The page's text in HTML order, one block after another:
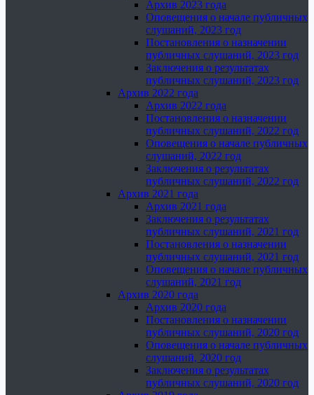
Архив 2023 года
Оповещения о начале публичных
слушаний, 2023 год
Постановления о назначении
публичных слушаний, 2023 год
Заключения о результатах
публичных слушаний, 2023 год
Архив 2022 года
Архив 2022 года
Постановления о назначении
публичных слушаний, 2022 год
Оповещения о начале публичных
слушаний, 2022 год
Заключения о результатах
публичных слушаний, 2022 год
Архив 2021 года
Архив 2021 года
Заключения о результатах
публичных слушаний, 2021 год
Постановления о назначении
публичных слушаний, 2021 год
Оповещения о начале публичных
слушаний, 2021 год
Архив 2020 года
Архив 2020 года
Постановления о назначении
публичных слушаний, 2020 год
Оповещения о начале публичных
слушаний, 2020 год
Заключения о результатах
публичных слушаний, 2020 год